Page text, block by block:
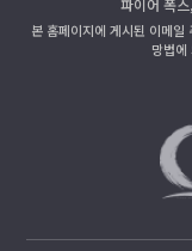
본 홈페이지에 게시된 이메일
망법에